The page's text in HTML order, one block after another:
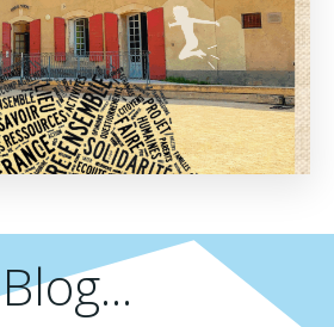
Blog...